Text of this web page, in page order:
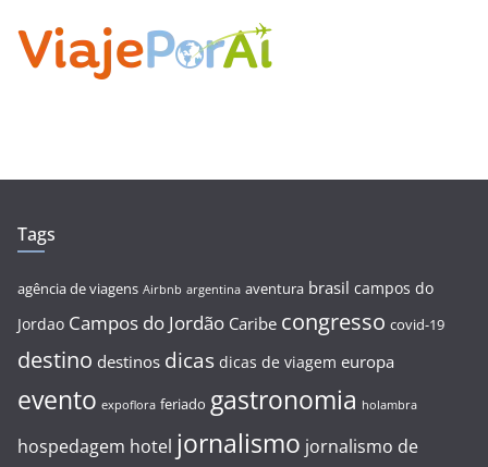
Tags
agência de viagens Airbnb argentina aventura brasil campos do
Jordao Campos do Jordão Caribe congresso covid-19
destino destinos dicas dicas de viagem europa
evento expoflora feriado gastronomia holambra
hospedagem hotel jornalismo jornalismo de